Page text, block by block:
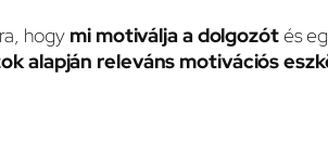
hogy mi motiválja a dolgozótés
alapján releváns motivációs